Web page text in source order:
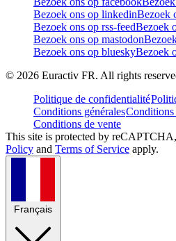
Bezoek ons op linkedinBezoek
Bezoek ons op rss-feedBezoek
Bezoek ons op mastodon
Bezoek ons op blueskyBezoek
© 2026 Euractiv FR. All rights
Politique de confidentialité
Conditions généralesConditions
Conditions de vente
This site is protected by
Policy and Terms of Service apply.
Français